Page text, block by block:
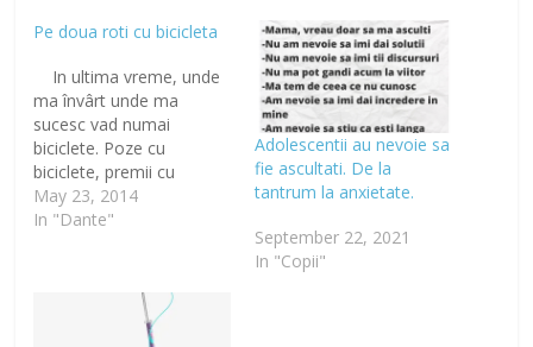
Pe doua roti cu bicicleta
In ultima vreme, unde
ma învârt unde ma
sucesc vad numai
biciclete. Poze cu
biciclete, premii cu
biciclete, oameni cu
biciclete. Ba chiar si vise
cu bicicleta. De fapt asa
a început totul. Dar mi
întâi a fost copilul…
May 23, 2014
In "Dante"
Adolescentii au nevoie sa
fie ascultati. De la
tantrum la anxietate.
September 22, 2021
In "Copii"